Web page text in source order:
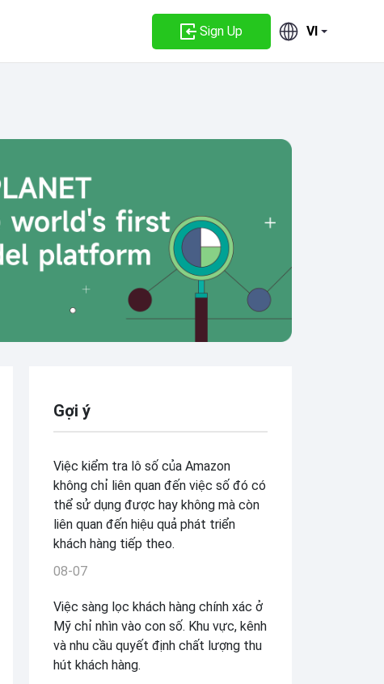
Sign Up VI
Gợi ý
Việc kiểm tra lô số của Amazon
không chỉ liên quan đến việc số đó có
thể sử dụng được hay không mà còn
liên quan đến hiệu quả phát triển
khách hàng tiếp theo.
08-07
Việc sàng lọc khách hàng chính xác ở
Mỹ chỉ nhìn vào con số. Khu vực, kênh
và nhu cầu quyết định chất lượng thu
hút khách hàng.